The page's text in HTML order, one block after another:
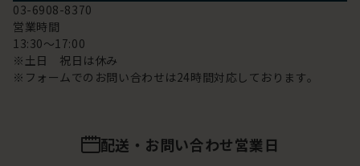
03-6908-8370
営業時間
13:30～17:00
※土日 祝日は休み
※フォームでのお問い合わせは24時間対応しております。
配送・お問い合わせ営業日